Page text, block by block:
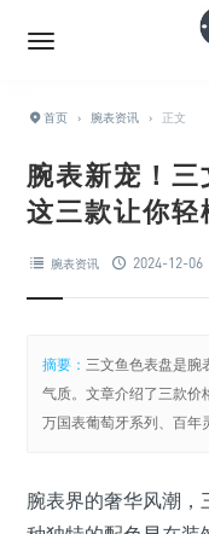
首页 › 腕表资讯 › 正文
腕表新宠！三
这三款让你轻
腕表资讯 2024-12-06
摘要：三文鱼色表盘是腕
气质。文章介绍了三款价
万国表葡萄牙系列、百年
腕表界的奢华风潮